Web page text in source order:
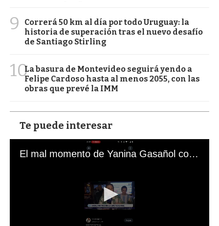
9
Correrá 50 km al día por todo Uruguay: la
historia de superación tras el nuevo desafío
de Santiago Stirling
10La basura de Montevideo seguirá yendo a
Felipe Cardoso hasta al menos 2055, con las
obras que prevé la IMM
Te puede interesar
El mal momento de Yanina Gasañol con un hincha argentino en "Subrayado"